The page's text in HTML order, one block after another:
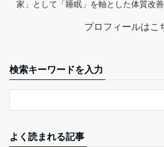
家」として「睡眠」を軸とした体質改
プロフィールはこ
検索キーワードを入力
よく読まれる記事